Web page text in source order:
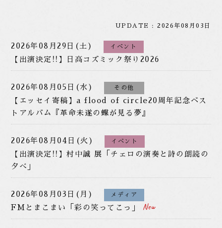
UPDATE : 2026年08月03日
2026年08月29日(土) イベント
【出演決定!!】日高コズミック祭り2026
2026年08月05日(水) その他
【エッセイ寄稿】a flood of circle20周年記念ベス
トアルバム『革命未遂の蝶が見る夢』
2026年08月04日(火) イベント
【出演決定!!】村中誠 展「チェロの演奏と詩の朗読の
夕べ」
2026年08月03日(月) メディア
FMとまこまい「彩の笑ってこっ」